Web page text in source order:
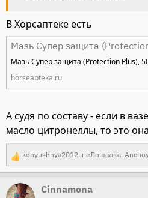
В Хорсаптеке есть
Мазь Супер защита (Protection Plus),
Мазь Супер защита (Protection Plus),
horseapteka.ru
А судя по составу - если в
масло цитронеллы, то это
Р
е
а
konyushnya2012, неЛошадка,
Cinnamona